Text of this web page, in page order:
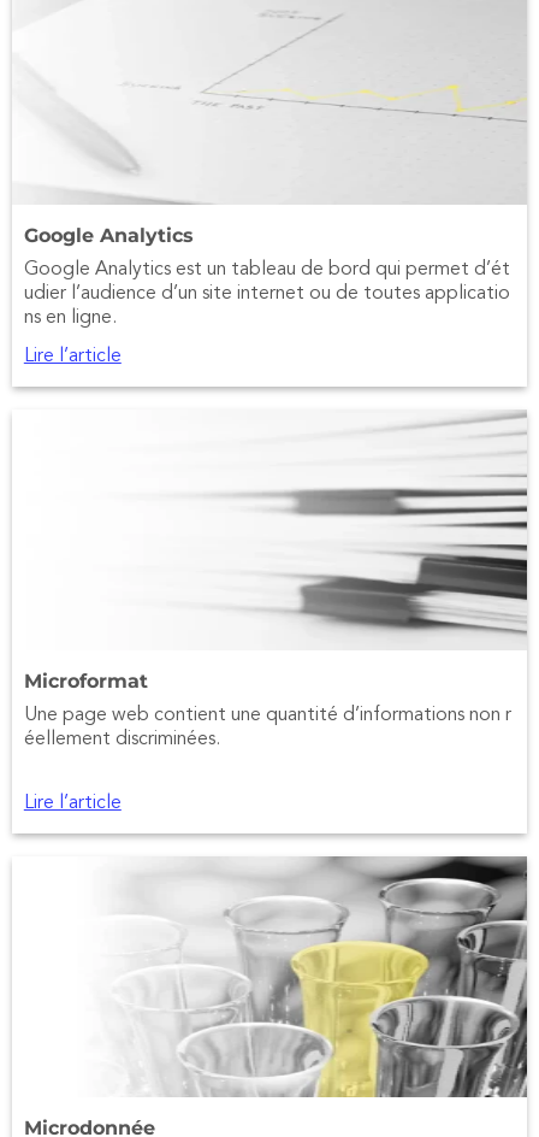
Google Analytics
Google Analytics est un tableau de bord qui permet d’ét
udier l’audience d’un site internet ou de toutes applicatio
ns en ligne.
Lire l’article
Microformat
Une page web contient une quantité d’informations non r
éellement discriminées.
Lire l’article
Microdonnée